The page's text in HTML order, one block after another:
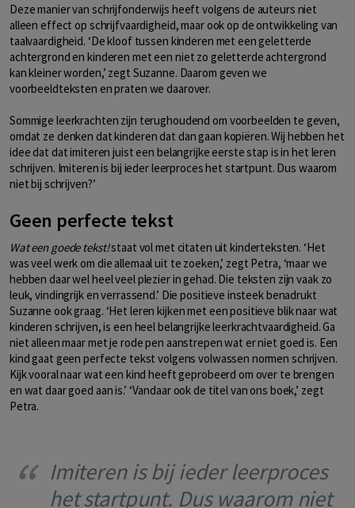
Deze manier van schrijfonderwijs heeft volgens de auteurs niet
alleen effect op schrijfvaardigheid, maar ook op de ontwikkeling van
taalvaardigheid. ‘De kloof tussen kinderen met een geletterde
achtergrond en kinderen met een niet zo geletterde achtergrond
kan kleiner worden,’ zegt Suzanne. Daarom geven we
voorbeeldteksten en praten we daarover.
Sommige leerkrachten zijn terughoudend om voorbeelden te geven,
omdat ze denken dat kinderen dat dan gaan kopiëren. Wij hebben het
idee dat dat imiteren juist een belangrijke eerste stap is in het leren
schrijven. Imiteren is bij ieder leerproces het startpunt. Dus waarom
niet bij schrijven?’
Geen perfecte tekst
Wat een goede tekst!staat vol met citaten uit kinderteksten. ‘Het
was veel werk om die allemaal uit te zoeken,’ zegt Petra, ‘maar we
hebben daar wel heel veel plezier in gehad. Die teksten zijn vaak zo
leuk, vindingrijk en verrassend.’ Die positieve insteek benadrukt
Suzanne ook graag. ‘Het leren kijken met een positieve blik naar wat
kinderen schrijven, is een heel belangrijke leerkrachtvaardigheid. Ga
niet alleen maar met je rode pen aanstrepen wat er niet goed is. Een
kind gaat geen perfecte tekst volgens volwassen normen schrijven.
Kijk vooral naar wat een kind heeft geprobeerd om over te brengen
en wat daar goed aan is.’ ‘Vandaar ook de titel van ons boek,’ zegt
Petra.
Imiteren is bij ieder leerproces
het startpunt. Dus waarom niet